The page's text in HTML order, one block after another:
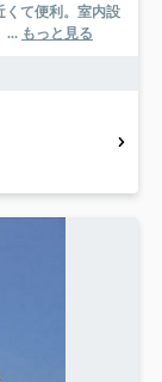
くて便利。室内設
... もっと見る